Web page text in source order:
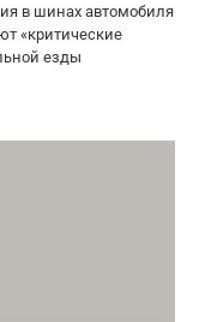
в шинах автомобиля
«критические
езды